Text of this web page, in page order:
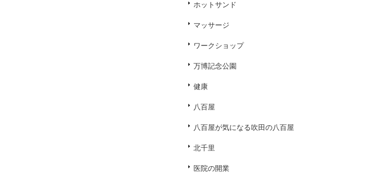
ホットサンド
マッサージ
ワークショップ
万博記念公園
健康
八百屋
八百屋が気になる吹田の八百屋
北千里
医院の開業